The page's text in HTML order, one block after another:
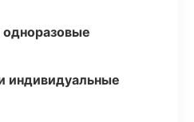
индивидуальные